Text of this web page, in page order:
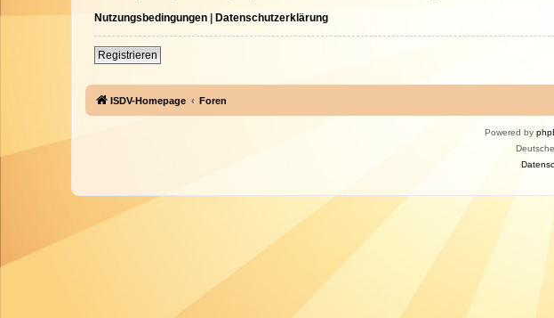
Nutzungsbedingungen | Datenschutzerklärung
Registrieren
ISDV-Homepage Foren
Powered by